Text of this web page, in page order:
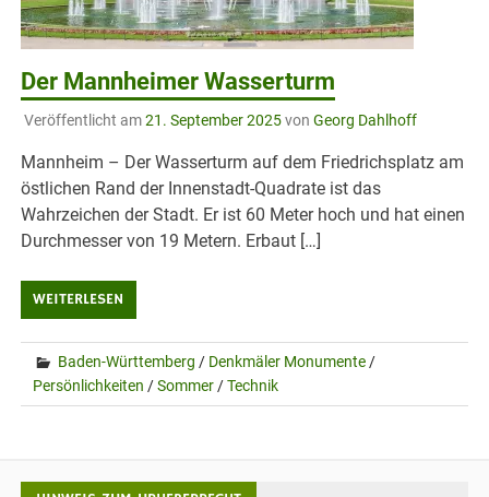
Der Mannheimer Wasserturm
Veröffentlicht am21. September 2025von Georg Dahlhoff
Mannheim – Der Wasserturm auf dem Friedrichsplatz am
östlichen Rand der Innenstadt-Quadrate ist das
Wahrzeichen der Stadt. Er ist 60 Meter hoch und hat einen
Durchmesser von 19 Metern. Erbaut […]
WEITERLESEN
Baden-Württemberg / Denkmäler Monumente /
Persönlichkeiten /Sommer /Technik